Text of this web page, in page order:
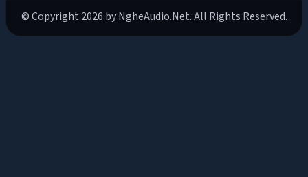
© Copyright 2026 by NgheAudio.Net. All Rights Reserved.